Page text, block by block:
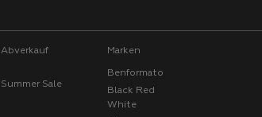
Abverkauf
Summer Sale
Marken
Benformato
Black Red
White